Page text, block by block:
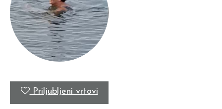
Priljubljeni vrtovi